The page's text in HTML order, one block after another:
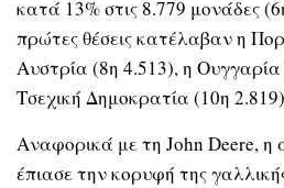
κατά 13% στις 8.779 μονάδες
πρώτες θέσεις κατέλαβαν η
Αυστρία (8η 4.513), η Ουγγαρία
Τσεχική Δημοκρατία (10η
Αναφορικά με τη John Deere, η
έπιασε την κορυφή της